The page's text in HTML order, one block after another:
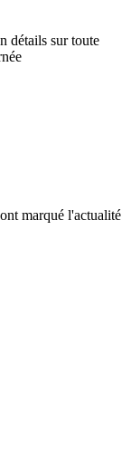
détails sur toute
marqué l'actualité